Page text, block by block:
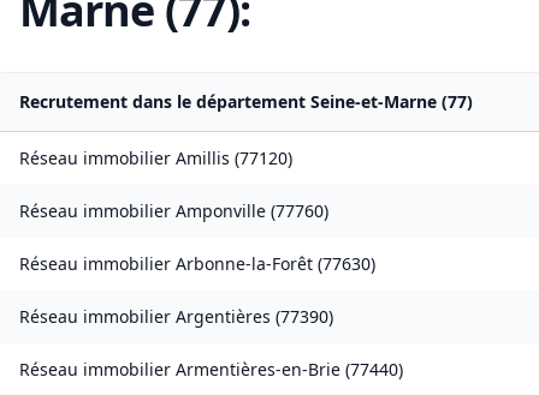
Recrutement dans le département Seine-et-Marne (77)
Réseau immobilier Amillis (77120)
Réseau immobilier Amponville (77760)
Réseau immobilier Arbonne-la-Forêt (77630)
Réseau immobilier Argentières (77390)
Réseau immobilier Armentières-en-Brie (77440)